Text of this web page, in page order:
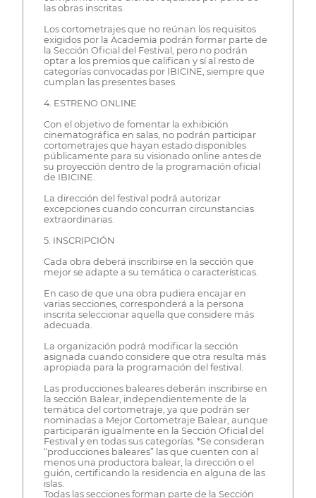
las obras inscritas.
Los cortometrajes que no reúnan los requisitos
exigidos por la Academia podrán formar parte de
la Sección Oficial del Festival, pero no podrán
optar a los premios que califican y sí al resto de
categorías convocadas por IBICINE, siempre que
cumplan las presentes bases.
4. ESTRENO ONLINE
Con el objetivo de fomentar la exhibición
cinematográfica en salas, no podrán participar
cortometrajes que hayan estado disponibles
públicamente para su visionado online antes de
su proyección dentro de la programación oficial
de IBICINE.
La dirección del festival podrá autorizar
excepciones cuando concurran circunstancias
extraordinarias.
5. INSCRIPCIÓN
Cada obra deberá inscribirse en la sección que
mejor se adapte a su temática o características.
En caso de que una obra pudiera encajar en
varias secciones, corresponderá a la persona
inscrita seleccionar aquella que considere más
adecuada.
La organización podrá modificar la sección
asignada cuando considere que otra resulta más
apropiada para la programación del festival.
Las producciones baleares deberán inscribirse en
la sección Balear, independientemente de la
temática del cortometraje, ya que podrán ser
nominadas a Mejor Cortometraje Balear, aunque
participarán igualmente en la Sección Oficial del
Festival y en todas sus categorías. *Se consideran
“producciones baleares” las que cuenten con al
menos una productora balear, la dirección o el
guión, certificando la residencia en alguna de las
islas.
Todas las secciones forman parte de la Sección